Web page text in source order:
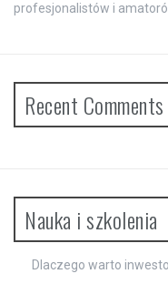
profesjonalistów i
Recent Comments
Nauka i szkolenia
Dlaczego warto